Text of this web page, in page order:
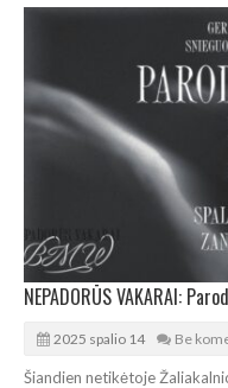
2025 spalio 14 Be
Šiandien netikėtoje